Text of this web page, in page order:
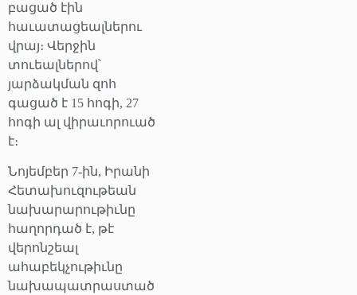
բացած էին
հաւատացեալներու
վրայ։ Վերջին
տուեալներով՝
յարձակման զոհ
գացած է 15 հոգի, 27
հոգի ալ վիրաւորուած
է։
Նոյեմբեր 7-ին, Իրանի
Հետախուզութեան
նախարարութիւնը
հաղորդած է, թէ
վերոնշեալ
ահաբեկչութիւնը
նախապատրաստած